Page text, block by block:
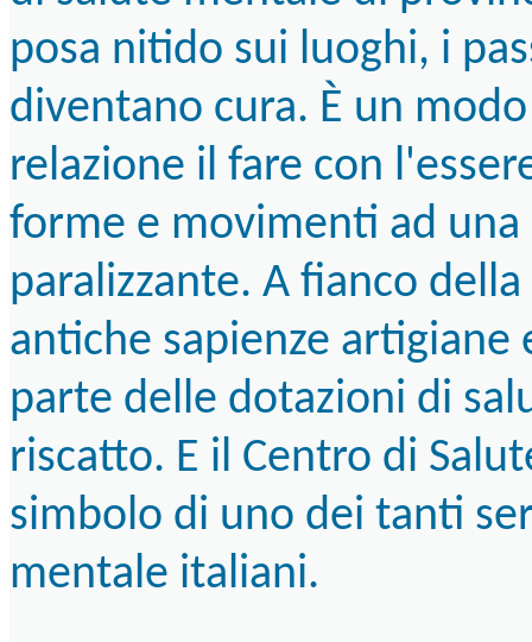
posa nitido sui luoghi, i
diventano cura. È un
relazione il fare con
forme e movimenti ad
paralizzante. A fianco
antiche sapienze artigiane
parte delle dotazioni di
riscatto. E il Centro di
simbolo di uno dei tanti
mentale italiani.